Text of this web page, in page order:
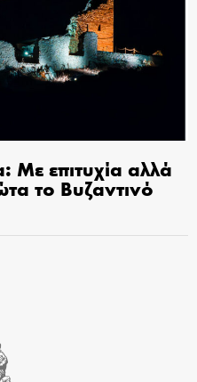
Με επιτυχία αλλά
το Βυζαντινό